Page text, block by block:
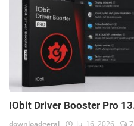
IObit Driver Booster Pro
downloadgeral Jul 16, 2026 7